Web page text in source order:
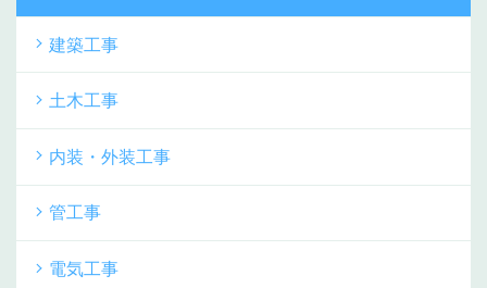
建築工事
土木工事
内装・外装工事
管工事
電気工事